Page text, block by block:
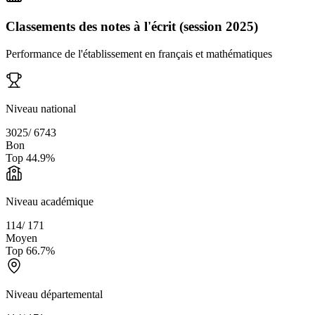
Classements des notes à l'écrit (session 2025)
Performance de l'établissement en français et mathématiques
Niveau national
3025/6743
Bon
Top 44.9%
Niveau académique
114/ 171
Moyen
Top 66.7%
Niveau départemental